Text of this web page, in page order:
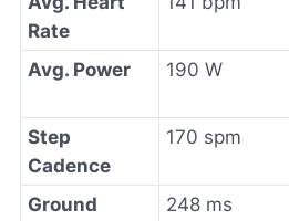
Rate
Avg. Power
190 W
Step
Cadence
170 spm
Ground
248 ms